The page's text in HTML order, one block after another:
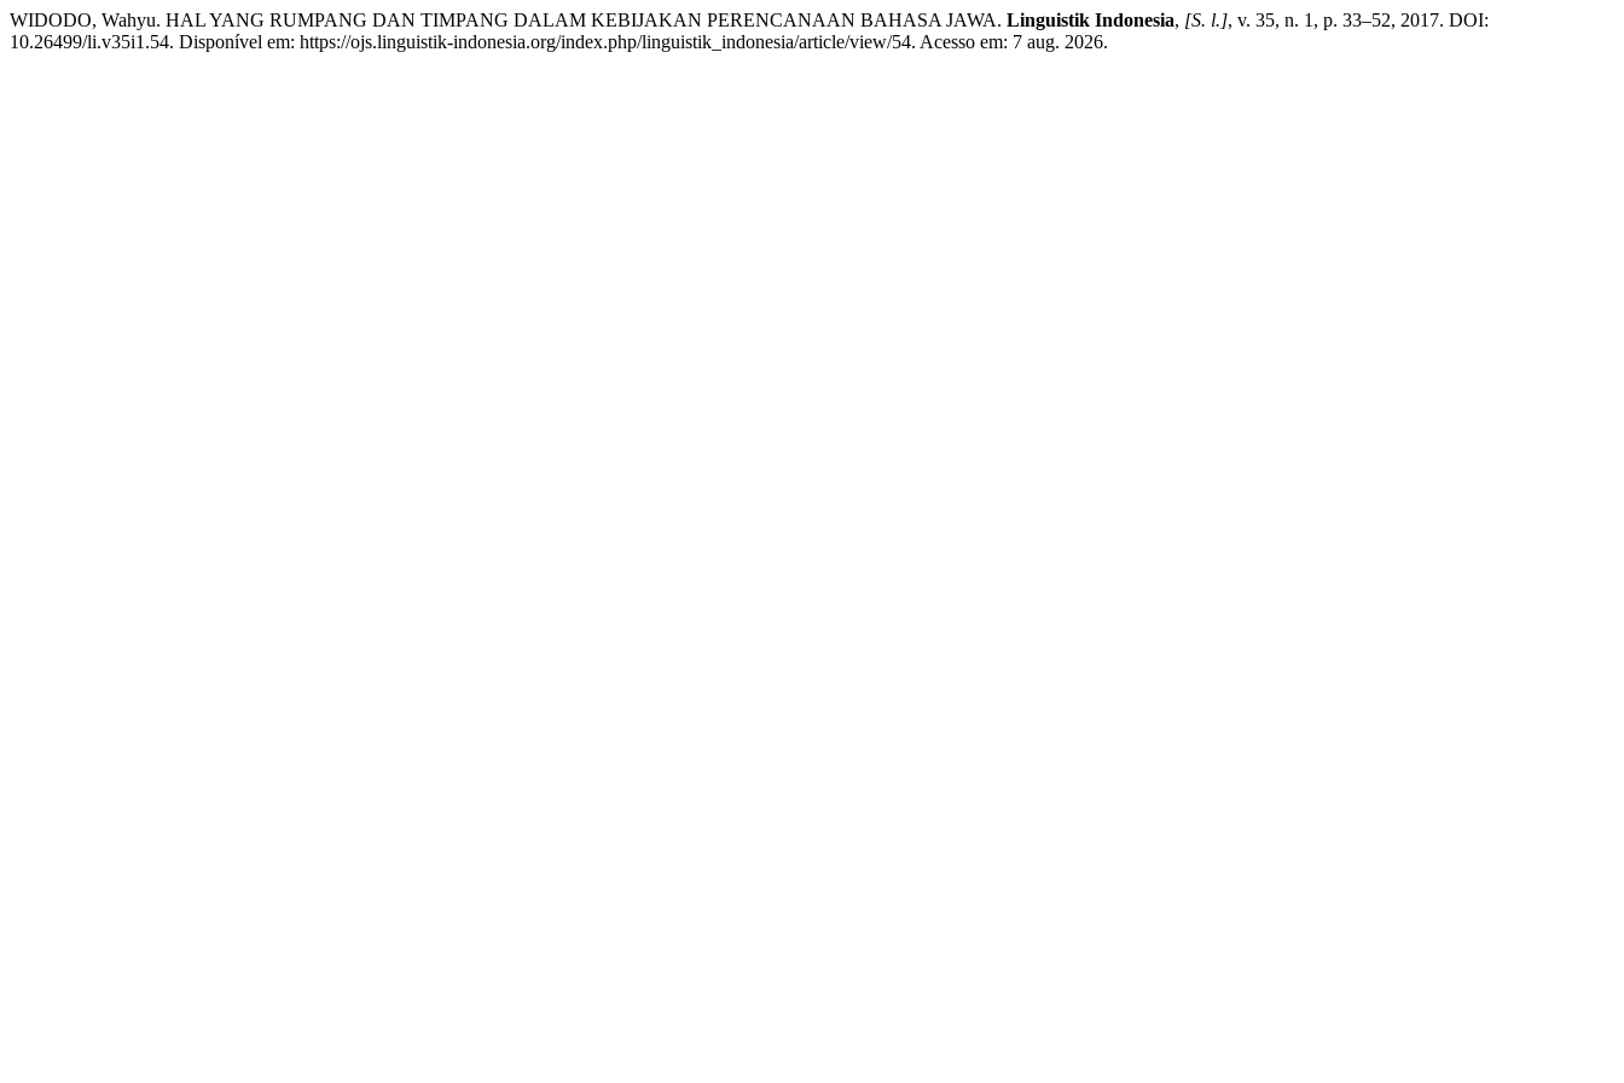
WIDODO, Wahyu. HAL YANG RUMPANG DAN TIMPANG DALAM KEBIJAKAN PERENCANAAN BAHASA JAWA. Linguistik Indonesia, [S. l.], v. 35, n. 1, p. 33–52, 2017. DOI:
10.26499/li.v35i1.54. Disponível em: https://ojs.linguistik-indonesia.org/index.php/linguistik_indonesia/article/view/54. Acesso em: 7 aug. 2026.